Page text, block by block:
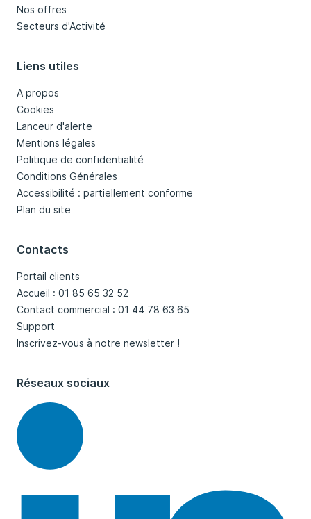
Nos offres
Secteurs d'Activité
Liens utiles
A propos
Cookies
Lanceur d'alerte
Mentions légales
Politique de confidentialité
Conditions Générales
Accessibilité : partiellement conforme
Plan du site
Contacts
Portail clients
Accueil : 01 85 65 32 52
Contact commercial : 01 44 78 63 65
Support
Inscrivez-vous à notre newsletter !
Réseaux sociaux